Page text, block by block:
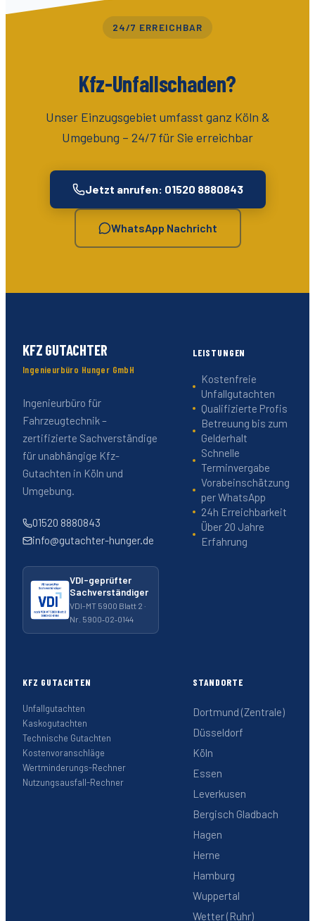
24/7 ERREICHBAR
Kfz-Unfallschaden?
Unser Einzugsgebiet umfasst ganz Köln &
Umgebung – 24/7 für Sie erreichbar
Jetzt anrufen: 01520 8880843
WhatsApp Nachricht
KFZ GUTACHTER
Ingenieurbüro Hunger GmbH
Ingenieurbüro für
Fahrzeugtechnik –
zertifizierte Sachverständige
für unabhängige Kfz-
Gutachten in Köln und
Umgebung.
01520 8880843
info@gutachter-hunger.de
VDI-geprüfter
Sachverständiger
VDI-MT 5900 Blatt 2 ·
Nr. 5900‑02‑0144
LEISTUNGEN
Kostenfreie
Unfallgutachten
Qualifizierte Profis
Betreuung bis zum
Gelderhalt
Schnelle
Terminvergabe
Vorabeinschätzung
per WhatsApp
24h Erreichbarkeit
Über 20 Jahre
Erfahrung
KFZ GUTACHTEN
Unfallgutachten
Kaskogutachten
Technische Gutachten
Kostenvoranschläge
Wertminderungs-Rechner
Nutzungsausfall-Rechner
STANDORTE
Dortmund (Zentrale)
Düsseldorf
Köln
Essen
Leverkusen
Bergisch Gladbach
Hagen
Herne
Hamburg
Wuppertal
Wetter (Ruhr)